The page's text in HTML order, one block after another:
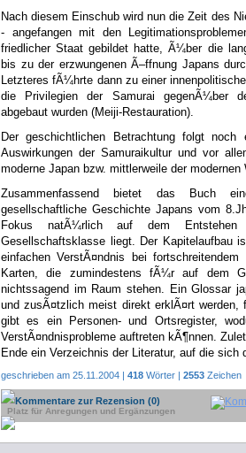
Nach diesem Einschub wird nun die Zeit des
- angefangen mit den
friedlicher Staat gebildet hatte, Ã¼ber die
bis zu der erzwungenen Ã–ffnung Japans
Letzteres fÃ¼hrte dann zu einer
die Privilegien der Samurai gegenÃ¼ber
abgebaut wurden (Meiji-Restauration).
Der geschichtlichen Betrachtung folgt
Auswirkungen der Samuraikultur und vor
moderne Japan bzw. mittlerweile der modernen
Zusammenfassend bietet das Buch
gesellschaftliche Geschichte Japans vom
Fokus natÃ¼rlich auf dem
Gesellschaftsklasse liegt. Der Kapitelaufbau
einfachen VerstÃ¤ndnis bei
Karten, die zumindestens fÃ¼r auf dem
nichtssagend im Raum stehen. Ein Glossar
und zusÃ¤tzlich meist direkt erklÃ¤rt
gibt es ein Personen- und Ortsregister,
VerstÃ¤ndnisprobleme auftreten kÃ¶nnen.
Ende ein Verzeichnis der Literatur, auf die sich
geschrieben am 25.11.2004 | 418 Wörter | 2553 Zeichen
Kommentare zur Rezension (0)
Platz für Anregungen und Ergänzungen